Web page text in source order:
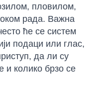
пловилом,
рада. Важна
ће се систем
подаци или глас,
да ли су
и колико брзо се